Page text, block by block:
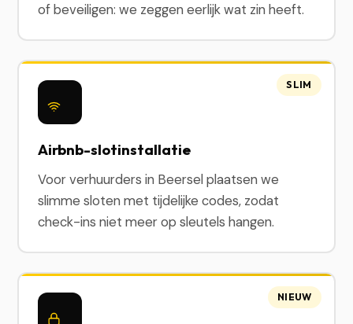
of beveiligen: we zeggen eerlijk wat zin heeft.
Airbnb-slotinstallatie
Voor verhuurders in Beersel plaatsen we
slimme sloten met tijdelijke codes, zodat
check-ins niet meer op sleutels hangen.
SLIM
NIEUW